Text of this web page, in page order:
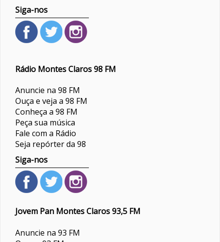
Siga-nos
Rádio Montes Claros 98 FM
Anuncie na 98 FM
Ouça e veja a 98 FM
Conheça a 98 FM
Peça sua música
Fale com a Rádio
Seja repórter da 98
Siga-nos
Jovem Pan Montes Claros 93,5 FM
Anuncie na 93 FM